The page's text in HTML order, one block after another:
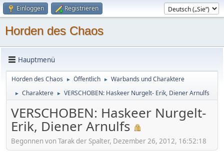
Einloggen Registrieren
Horden des Chaos
Hauptmenü
Horden des Chaos ► Öffentlich ► Warbands und Charaktere
► Charaktere ► VERSCHOBEN: Haskeer Nurgelt- Erik, Diener Arnulfs
VERSCHOBEN: Haskeer Nurgelt-
Erik, Diener Arnulfs
Begonnen von Tarak der Spalter, Dezember 26, 2012, 16:52:18